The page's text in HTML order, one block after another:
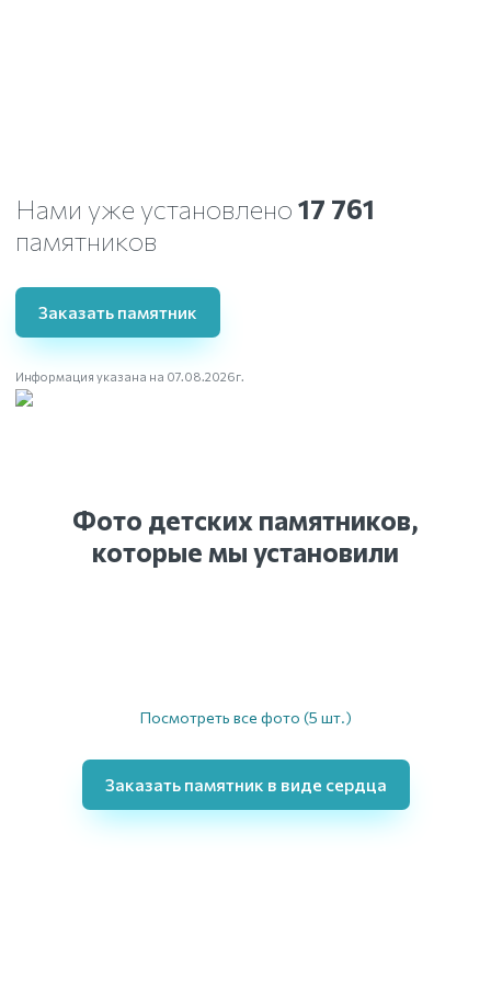
Нами уже установлено 17 761
памятников
Заказать памятник
Информация указана на 07.08.2026г.
Фото детских памятников,
которые мы установили
Посмотреть все фото (5 шт.)
Заказать памятник в виде сердца